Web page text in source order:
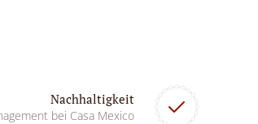
Nachhaltigkeit
bei Casa Mexico